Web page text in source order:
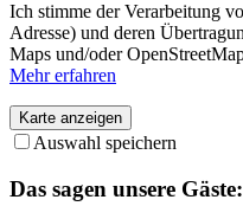
Ich stimme der Verarbeitung
Adresse) und deren
Maps und/oder
Mehr erfahren
Karte anzeigen
Auswahl speichern
Das sagen unsere Gäste: